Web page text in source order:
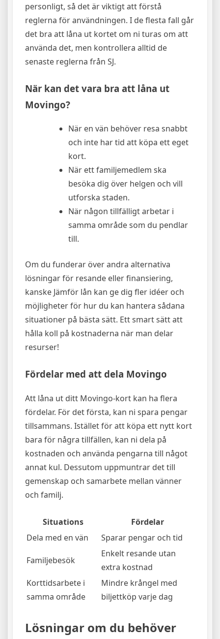
personligt, så det är viktigt att förstå
reglerna för användningen. I de flesta fall går
det bra att låna ut kortet om ni turas om att
använda det, men kontrollera alltid de
senaste reglerna från SJ.
När kan det vara bra att låna ut
Movingo?
När en vän behöver resa snabbt
och inte har tid att köpa ett eget
kort.
När ett familjemedlem ska
besöka dig över helgen och vill
utforska staden.
När någon tillfälligt arbetar i
samma område som du pendlar
till.
Om du funderar över andra alternativa
lösningar för resande eller finansiering,
kanske Jämför lån kan ge dig fler idéer och
möjligheter för hur du kan hantera sådana
situationer på bästa sätt. Ett smart sätt att
hålla koll på kostnaderna när man delar
resurser!
Fördelar med att dela Movingo
Att låna ut ditt Movingo-kort kan ha flera
fördelar. För det första, kan ni spara pengar
tillsammans. Istället för att köpa ett nytt kort
bara för några tillfällen, kan ni dela på
kostnaden och använda pengarna till något
annat kul. Dessutom uppmuntrar det till
gemenskap och samarbete mellan vänner
och familj.
Situations
Fördelar
Dela med en vän
Sparar pengar och tid
Familjebesök
Enkelt resande utan
extra kostnad
Korttidsarbete i
samma område
Mindre krångel med
biljettköp varje dag
Lösningar om du behöver